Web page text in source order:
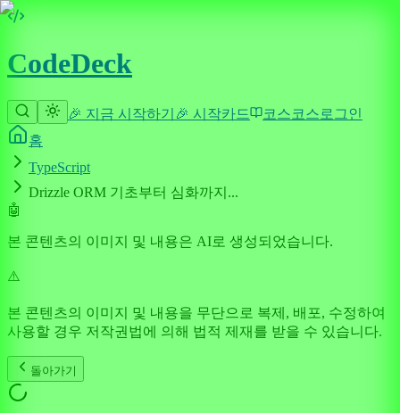
CodeDeck
🎉 지금 시작하기 🎉 시작카드 코스코스 로그인
홈
TypeScript
Drizzle ORM 기초부터 심화까지...
🤖
본 콘텐츠의 이미지 및 내용은 AI로 생성되었습니다.
⚠️
본 콘텐츠의 이미지 및 내용을 무단으로 복제, 배포, 수정하여
사용할 경우 저작권법에 의해 법적 제재를 받을 수 있습니다.
돌아가기